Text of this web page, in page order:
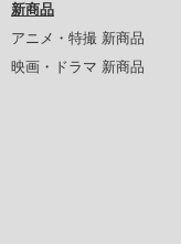
新商品
アニメ・特撮 新商品
映画・ドラマ 新商品